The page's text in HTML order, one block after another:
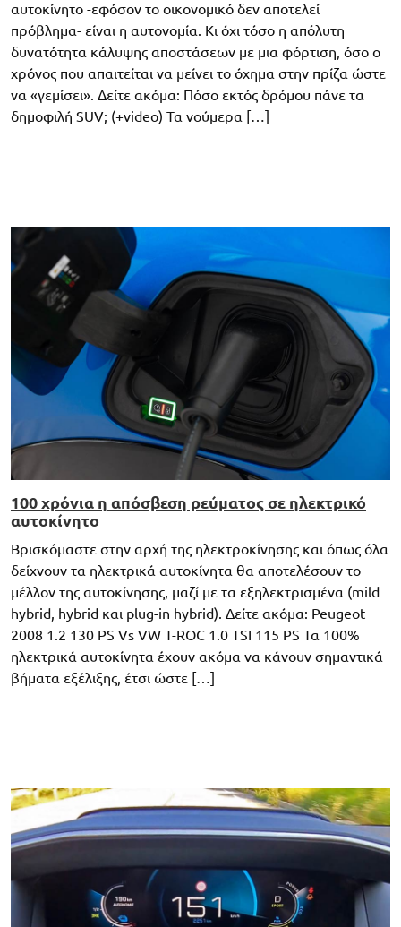
αυτοκίνητο -εφόσον το οικονομικό δεν αποτελεί
πρόβλημα- είναι η αυτονομία. Κι όχι τόσο η απόλυτη
δυνατότητα κάλυψης αποστάσεων με μια φόρτιση, όσο ο
χρόνος που απαιτείται να μείνει το όχημα στην πρίζα ώστε
να «γεμίσει». Δείτε ακόμα: Πόσο εκτός δρόμου πάνε τα
δημοφιλή SUV; (+video) Τα νούμερα […]
100 χρόνια η απόσβεση ρεύματος σε ηλεκτρικό
αυτοκίνητο
Βρισκόμαστε στην αρχή της ηλεκτροκίνησης και όπως όλα
δείχνουν τα ηλεκτρικά αυτοκίνητα θα αποτελέσουν το
μέλλον της αυτοκίνησης, μαζί με τα εξηλεκτρισμένα (mild
hybrid, hybrid και plug-in hybrid). Δείτε ακόμα: Peugeot
2008 1.2 130 PS Vs VW Τ-ROC 1.0 TSI 115 PS Τα 100%
ηλεκτρικά αυτοκίνητα έχουν ακόμα να κάνουν σημαντικά
βήματα εξέλιξης, έτσι ώστε […]